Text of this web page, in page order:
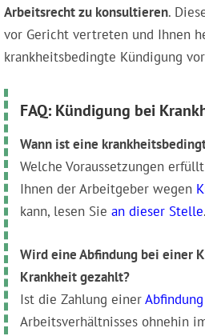
Arbeitsrecht zu konsultieren.
vor Gericht vertreten und Ihnen
krankheitsbedingte Kündigung
FAQ: Kündigung bei
Wann ist eine
Welche Voraussetzungen
Ihnen der Arbeitgeber wegen
kann, lesen Sie an dieser Stelle.
Wird eine Abfi‌ndung bei einer
Krankheit gezahlt?
Ist die Zahlung einerAbfindung
Arbeitsverhältnisses ohnehin